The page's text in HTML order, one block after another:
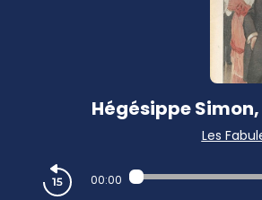
Hégésippe
Les
00:00